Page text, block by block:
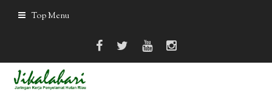
Top Menu